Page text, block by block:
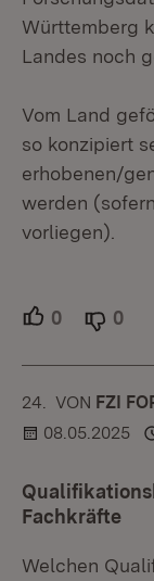
Württemberg
Landes noch
Vom Land
so konzipiert
erhobenen/
werden
vorliegen).
0 0
24. VON :FZI
08.05.2025
Fachkräfte
Welchen